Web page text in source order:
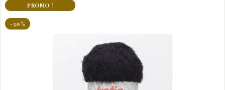
PROMO !
-30%